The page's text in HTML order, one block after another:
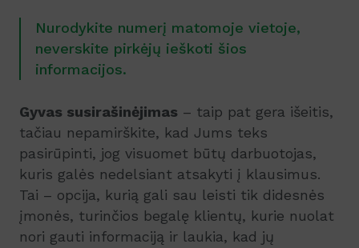
Nurodykite numerį matomoje vietoje,
neverskite pirkėjų ieškoti šios
informacijos.
Gyvas susirašinėjimas – taip pat gera išeitis,
tačiau nepamirškite, kad Jums teks
pasirūpinti, jog visuomet būtų darbuotojas,
kuris galės nedelsiant atsakyti į klausimus.
Tai – opcija, kurią gali sau leisti tik didesnės
įmonės, turinčios begalę klientų, kurie nuolat
nori gauti informaciją ir laukia, kad jų